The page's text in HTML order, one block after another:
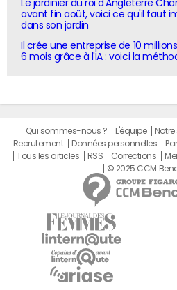
Le jardinier du roi d'Angleterre
avant fin août, voici ce qu'il faut
dans son jardin
Il crée une entreprise de 10
6 mois grâce à l'IA : voici la
Qui sommes-nous ? L'équipe
Recrutement
Données personnelles
Tous les articles
RSS Corrections
© 2025 CCM